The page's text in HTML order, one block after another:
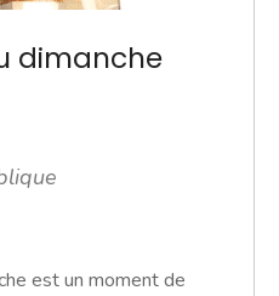
dimanche
est un moment de